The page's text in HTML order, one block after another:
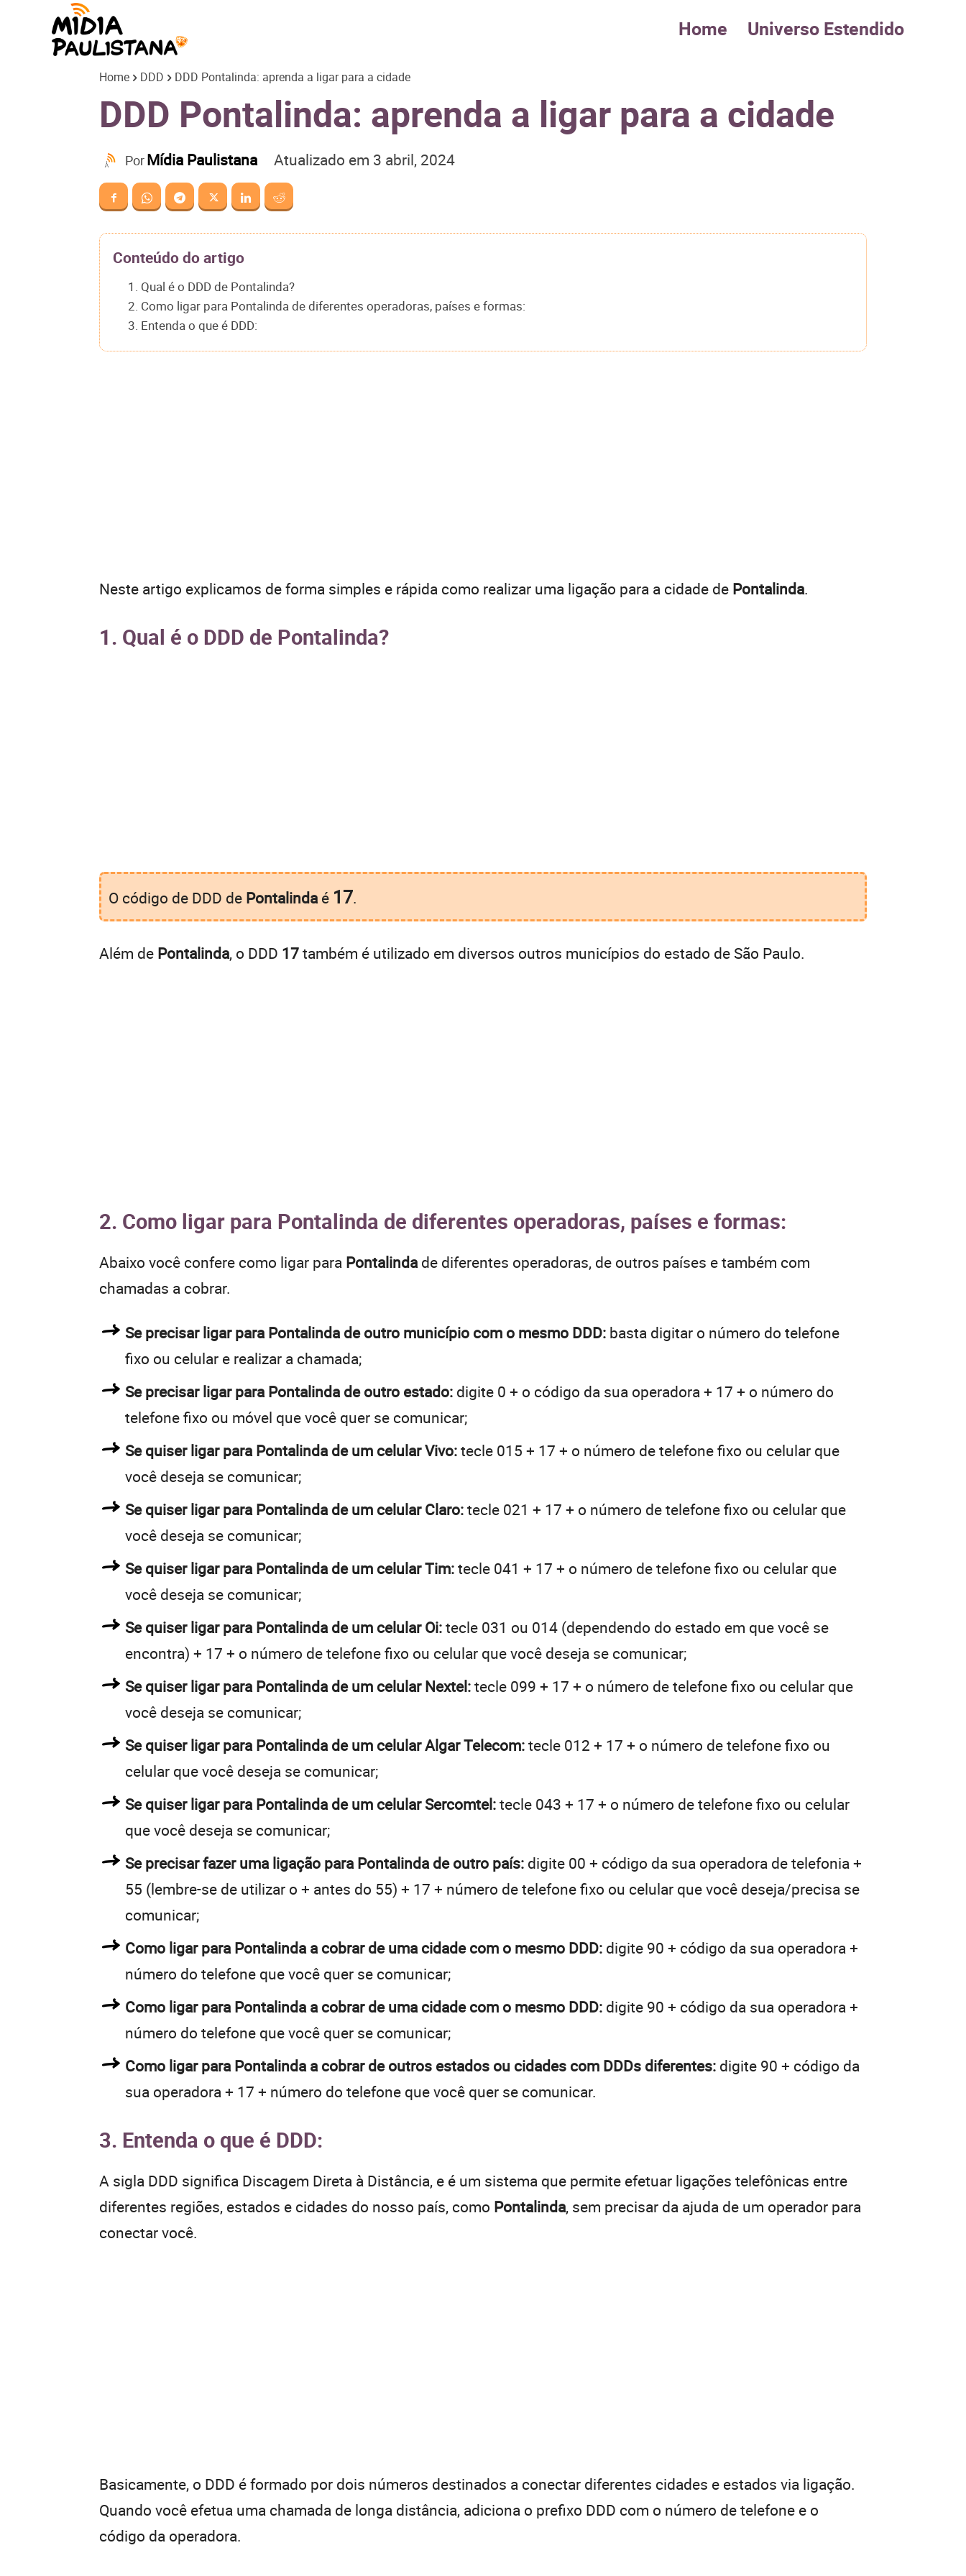
Paulistana
Home Universo Estendido
Home DDD DDD Pontalinda: aprenda a ligar para a cidade
DDD Pontalinda: aprenda a ligar para a cidade
PorMídia Paulistana Atualizado em 3 abril, 2024
Conteúdo do artigo
1. Qual é o DDD de Pontalinda?
2. Como ligar para Pontalinda de diferentes operadoras, países e formas:
3. Entenda o que é DDD:
Neste artigo explicamos de forma simples e rápida como realizar uma ligação para a cidade de Pontalinda.
1. Qual é o DDD de Pontalinda?
O código de DDD de Pontalindaé 17.
Além de Pontalinda, o DDD 17também é utilizado em diversos outros municípios do estado de São Paulo.
2. Como ligar para Pontalinda de diferentes operadoras, países e formas:
Abaixo você confere como ligar para Pontalindade diferentes operadoras, de outros países e também com
chamadas a cobrar.
Se precisar ligar para Pontalinda de outro município com o mesmo DDD: basta digitar o número do telefone
fixo ou celular e realizar a chamada;
Se precisar ligar para Pontalinda de outro estado: digite 0 + o código da sua operadora + 17 + o número do
telefone fixo ou móvel que você quer se comunicar;
Se quiser ligar para Pontalinda de um celular Vivo:tecle 015 + 17 + o número de telefone fixo ou celular que
você deseja se comunicar;
Se quiser ligar para Pontalinda de um celular Claro:tecle 021 + 17 + o número de telefone fixo ou celular que
você deseja se comunicar;
Se quiser ligar para Pontalinda de um celular Tim:tecle 041 + 17 + o número de telefone fixo ou celular que
você deseja se comunicar;
Se quiser ligar para Pontalinda de um celular Oi:tecle 031 ou 014 (dependendo do estado em que você se
encontra) + 17 + o número de telefone fixo ou celular que você deseja se comunicar;
Se quiser ligar para Pontalinda de um celular Nextel:tecle 099 + 17 + o número de telefone fixo ou celular que
você deseja se comunicar;
Se quiser ligar para Pontalinda de um celular Algar Telecom:tecle 012 + 17 + o número de telefone fixo ou
celular que você deseja se comunicar;
Se quiser ligar para Pontalinda de um celular Sercomtel:tecle 043 + 17 + o número de telefone fixo ou celular
que você deseja se comunicar;
Se precisar fazer uma ligação para Pontalinda de outro país: digite 00 + código da sua operadora de telefonia +
55 (lembre-se de utilizar o + antes do 55) + 17 + número de telefone fixo ou celular que você deseja/precisa se
comunicar;
Como ligar para Pontalinda a cobrar de uma cidade com o mesmo DDD: digite 90 + código da sua operadora +
número do telefone que você quer se comunicar;
Como ligar para Pontalinda a cobrar de uma cidade com o mesmo DDD: digite 90 + código da sua operadora +
número do telefone que você quer se comunicar;
Como ligar para Pontalinda a cobrar de outros estados ou cidades com DDDs diferentes: digite 90 + código da
sua operadora + 17 + número do telefone que você quer se comunicar.
3. Entenda o que é DDD:
A sigla DDD significa Discagem Direta à Distância, e é um sistema que permite efetuar ligações telefônicas entre
diferentes regiões, estados e cidades do nosso país, como Pontalinda, sem precisar da ajuda de um operador para
conectar você.
Basicamente, o DDD é formado por dois números destinados a conectar diferentes cidades e estados via ligação.
Quando você efetua uma chamada de longa distância, adiciona o prefixo DDD com o número de telefone e o
código da operadora.